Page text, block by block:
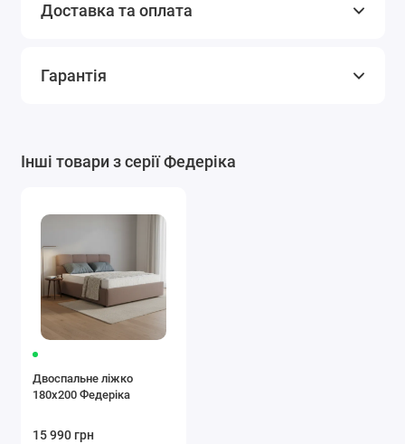
Доставка та оплата
Гарантія
Інші товари з серії Федеріка
Двоспальне ліжко
180x200 Федеріка
15 990 грн